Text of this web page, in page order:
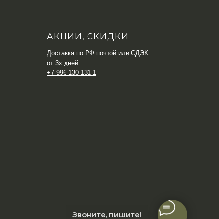
АКЦИИ, СКИДКИ
Доставка по РФ почтой или СДЭК
от 3х дней
+7 996 130 131 1
Звоните, пишите!